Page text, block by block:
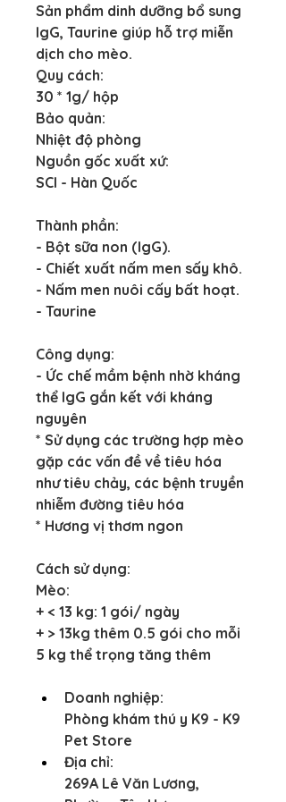
Sản phẩm dinh dưỡng bổ sung
IgG, Taurine giúp hỗ trợ miễn
dịch cho mèo.
Quy cách:
30 * 1g/ hộp
Bảo quản:
Nhiệt độ phòng
Nguồn gốc xuất xứ:
SCI - Hàn Quốc
Thành phần:
- Bột sữa non (IgG).
- Chiết xuất nấm men sấy khô.
- Nấm men nuôi cấy bất hoạt.
- Taurine
Công dụng:
- Ức chế mầm bệnh nhờ kháng
thể IgG gắn kết với kháng
nguyên
* Sử dụng các trường hợp mèo
gặp các vấn đề về tiêu hóa
như tiêu chảy, các bệnh truyền
nhiễm đường tiêu hóa
* Hương vị thơm ngon
Cách sử dụng:
Mèo:
+ < 13 kg: 1 gói/ ngày
+ > 13kg thêm 0.5 gói cho mỗi
5 kg thể trọng tăng thêm
Doanh nghiệp:
Phòng khám thú y K9 - K9
Pet Store
Địa chỉ:
269A Lê Văn Lương,